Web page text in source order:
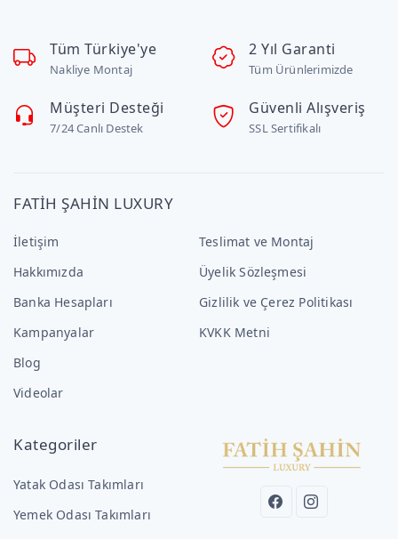
Tüm Türkiye'ye
Nakliye Montaj
2 Yıl Garanti
Tüm Ürünlerimizde
Müşteri Desteği
7/24 Canlı Destek
Güvenli Alışveriş
SSL Sertifikalı
FATİH ŞAHİN LUXURY
İletişim
Hakkımızda
Banka Hesapları
Kampanyalar
Blog
Videolar
Teslimat ve Montaj
Üyelik Sözleşmesi
Gizlilik ve Çerez Politikası
KVKK Metni
Kategoriler
Yatak Odası Takımları
Yemek Odası Takımları